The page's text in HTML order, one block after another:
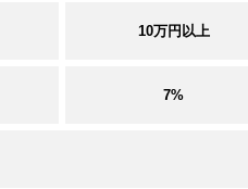
10万円以上
7%